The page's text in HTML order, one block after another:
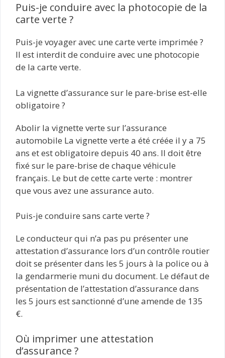
Puis-je conduire avec la photocopie de la
carte verte ?
Puis-je voyager avec une carte verte imprimée ?
Il est interdit de conduire avec une photocopie
de la carte verte.
La vignette d’assurance sur le pare-brise est-elle
obligatoire ?
Abolir la vignette verte sur l’assurance
automobile La vignette verte a été créée il y a 75
ans et est obligatoire depuis 40 ans. Il doit être
fixé sur le pare-brise de chaque véhicule
français. Le but de cette carte verte : montrer
que vous avez une assurance auto.
Puis-je conduire sans carte verte ?
Le conducteur qui n’a pas pu présenter une
attestation d’assurance lors d’un contrôle routier
doit se présenter dans les 5 jours à la police ou à
la gendarmerie muni du document. Le défaut de
présentation de l’attestation d’assurance dans
les 5 jours est sanctionné d’une amende de 135
€.
Où imprimer une attestation
d’assurance ?